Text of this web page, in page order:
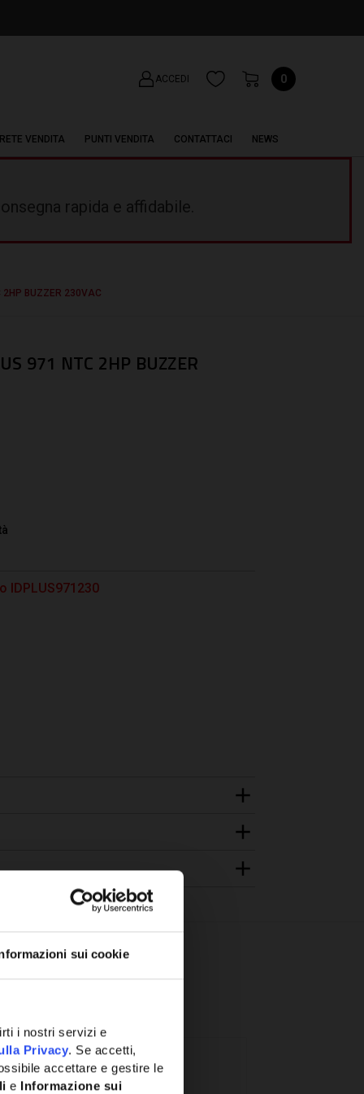
sui cookie
i nostri servizi e
Privacy. Se accetti,
accettare e gestire le
e Informazione sui
ACCEDI 0
RETE VENDITA PUNTI VENDITA CONTATTACI NEWS
rapida e affidabile.
2HP BUZZER 230VAC
971 NTC 2HP BUZZER
IDPLUS971230